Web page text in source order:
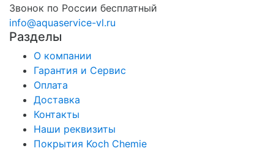
Звонок по России бесплатный
info@aquaservice-vl.ru
Разделы
О компании
Гарантия и Сервис
Оплата
Доставка
Контакты
Наши реквизиты
Покрытия Koch Chemie